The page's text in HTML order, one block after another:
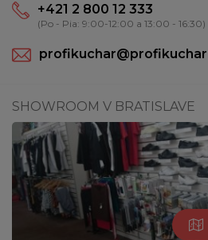
+421 2 800 12 333
(Po - Pia: 9:00-12:00 a 13:00 - 16:30)
SHOWROOM V BRATISLAVE